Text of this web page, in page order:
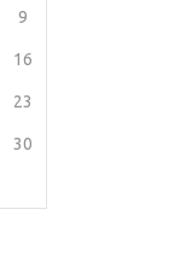
9
16
23
30